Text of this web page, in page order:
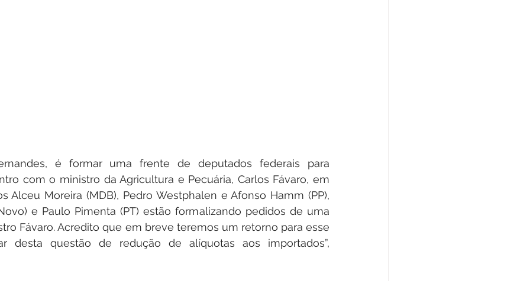
é formar uma frente de deputados federais para
com o ministro da Agricultura e Pecuária, Carlos Fávaro, em
Alceu Moreira (MDB), Pedro Westphalen e Afonso Hamm (PP),
e Paulo Pimenta (PT) estão formalizando pedidos de uma
Fávaro. Acredito que em breve teremos um retorno para esse
desta questão de redução de alíquotas aos importados”,